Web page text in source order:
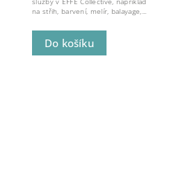
Do košíku
na střih, barvení, melír, balayage,...